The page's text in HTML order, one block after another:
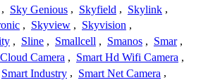
, Sky Genious , Skyfield , Skylink ,
, Skyview , Skyvision ,
, Sline , Smallcell , Smanos , Smar ,
Camera , Smart Hd Wifi Camera ,
Smart Industry , Smart Net Camera ,